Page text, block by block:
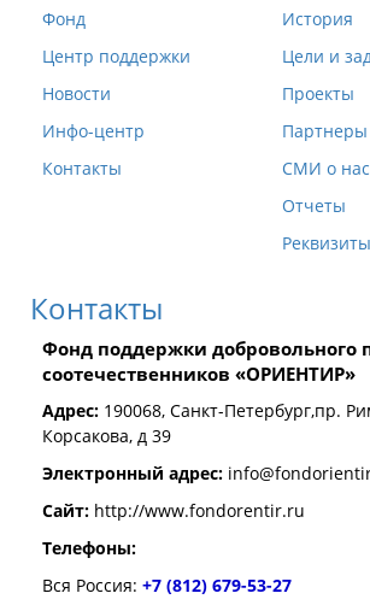
Фонд
Центр поддержки
Новости
Инфо-центр
Контакты
История
Цели и
Проекты
Партнеры
СМИ о нас
Отчеты
Реквизиты
Контакты
Фонд поддержки добровольного
соотечественников «ОРИЕНТИР»
Адрес: 190068, Санкт-Петербург,пр.
Корсакова, д 39
Электронный адрес:
Cайт: http://www.fondorentir.ru
Телефоны:
Вся Россия: +7 (812) 679-53-27